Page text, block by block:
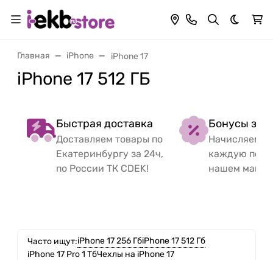
Темная
Главная iPhone iPhone 17
iPhone 17 512 ГБ
Быстрая доставка
Доставляем товары по
Екатеринбургу за 24ч,
по России ТК CDEK!
Бонусы за
Начисляем
каждую
нашем
Часто ищут:iPhone 17 256 ГбiPhone 17 512 Гб
iPhone 17 Pro 1 ТбЧехлы на iPhone 17